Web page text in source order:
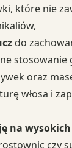
które nie
do
stosowanie
oraz
włosa i
na
czy